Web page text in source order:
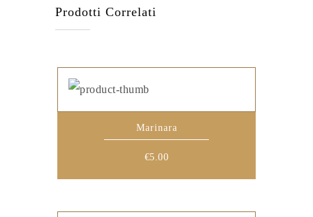
Prodotti Correlati
Marinara
€5.00